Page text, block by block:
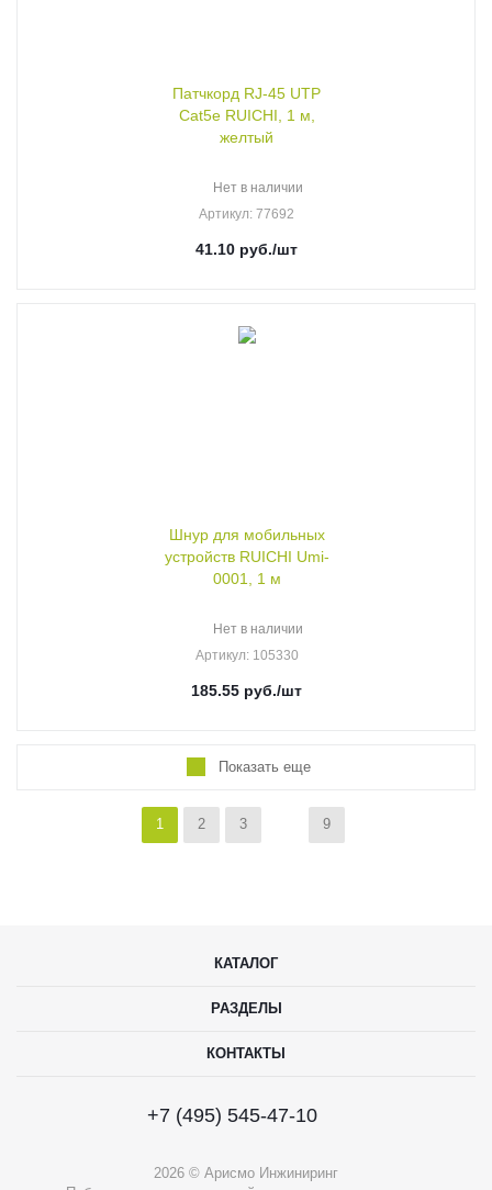
Патчкорд RJ-45 UTP
Cat5e RUICHI, 1 м,
желтый
Нет в наличии
Артикул: 77692
41.10 руб./шт
Шнур для мобильных
устройств RUICHI Umi-
0001, 1 м
Нет в наличии
Артикул: 105330
185.55 руб./шт
Показать еще
1 2 3 9
КАТАЛОГ
РАЗДЕЛЫ
КОНТАКТЫ
+7 (495) 545-47-10
2026 © Арисмо Инжиниринг